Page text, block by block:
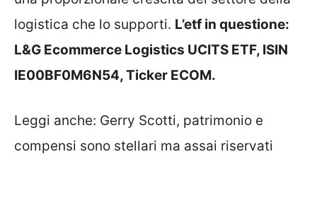
logistica che lo supporti. L’etf in questione:
L&G Ecommerce Logistics UCITS ETF, ISIN
IE00BF0M6N54, Ticker ECOM.
Leggi anche: Gerry Scotti, patrimonio e
compensi sono stellari ma assai riservati